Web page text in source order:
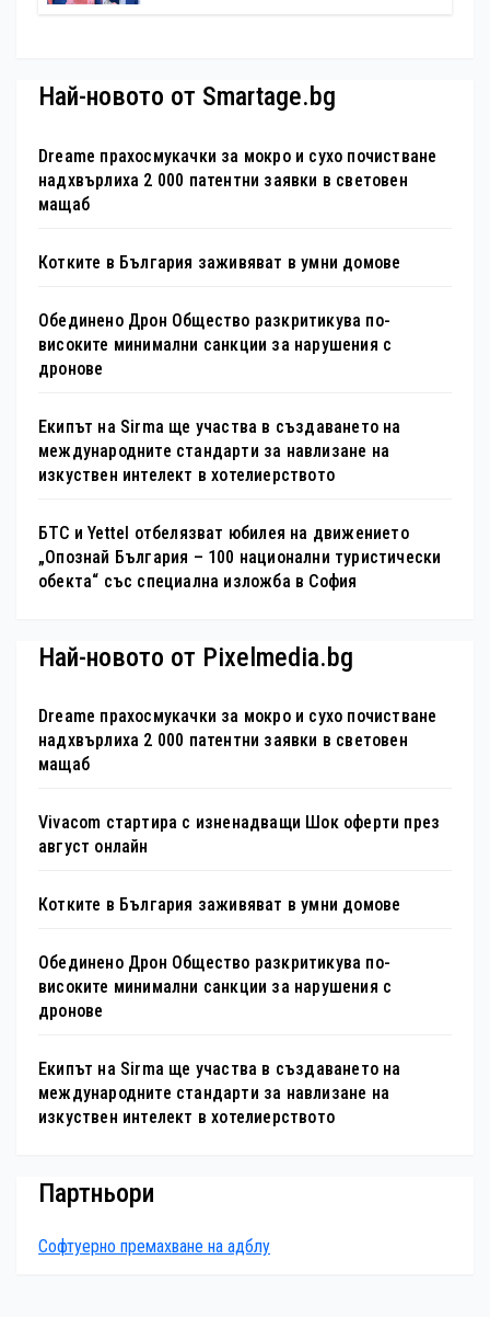
Най-новото от Smartage.bg
Dreame прахосмукачки за мокро и сухо почистване
надхвърлиха 2 000 патентни заявки в световен
мащаб
Котките в България заживяват в умни домове
Обединено Дрон Общество разкритикува по-
високите минимални санкции за нарушения с
дронове
Екипът на Sirma ще участва в създаването на
международните стандарти за навлизане на
изкуствен интелект в хотелиерството
БТС и Yettel отбелязват юбилея на движението
„Опознай България – 100 национални туристически
обекта“ със специална изложба в София
Най-новото от Pixelmedia.bg
Dreame прахосмукачки за мокро и сухо почистване
надхвърлиха 2 000 патентни заявки в световен
мащаб
Vivacom стартира с изненадващи Шок оферти през
август онлайн
Котките в България заживяват в умни домове
Обединено Дрон Общество разкритикува по-
високите минимални санкции за нарушения с
дронове
Екипът на Sirma ще участва в създаването на
международните стандарти за навлизане на
изкуствен интелект в хотелиерството
Партньори
Софтуерно премахване на адблу